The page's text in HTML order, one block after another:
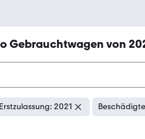
Gebrauchtwagen von
Erstzulassung: 2021